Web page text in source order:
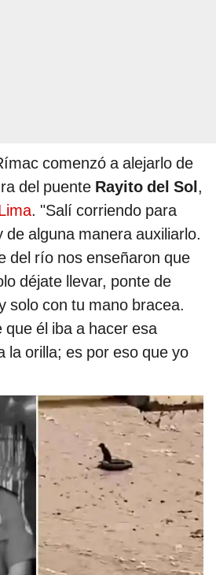
comenzó a alejarlo de
del puente Rayito del Sol,
. "Salí corriendo para
de alguna manera auxiliarlo.
del río nos enseñaron que
déjate llevar, ponte de
solo con tu mano bracea.
él iba a hacer esa
la orilla; es por eso que yo